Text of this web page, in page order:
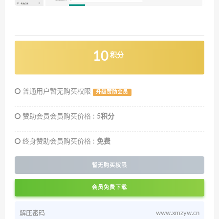
10 积分
普通用户暂无购买权限 升级赞助会员
赞助会员会员购买价格 : 5积分
终身赞助会员购买价格 : 免费
暂无购买权限
会员免费下载
解压密码 www.xmzyw.cn